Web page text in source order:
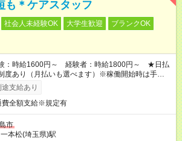
も＊ケアスタッフ
社会人未経験OK 大学生歓迎
ブランクOK
：時給1600円～ 経験者：時給1800円～ ★日払
度あり（月払いも選べます）※稼働開始時は手続き
支払いとなります。
支給あり
費全額支給※規定有
市
一本松(埼玉県)駅